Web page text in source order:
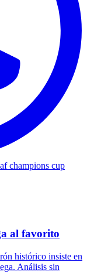
champions cup
al favorito
histórico insiste en
Análisis sin